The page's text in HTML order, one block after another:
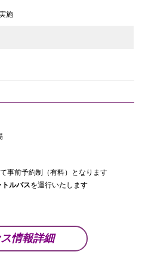
施
事前予約制（有料）となります
ルバスを運行いたします
情報詳細